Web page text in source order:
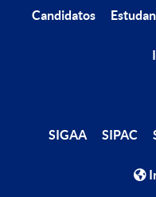
Candidatos
SIGAA SIPAC